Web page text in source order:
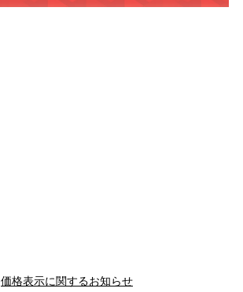
価格表示に関するお知らせ